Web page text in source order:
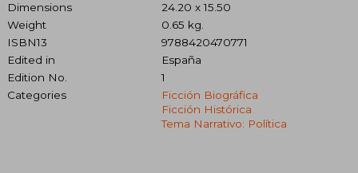
Dimensions
24.20 x 15.50
Weight
0.65 kg.
ISBN13
9788420470771
Edited in
España
Edition No.
1
Categories
Ficción Biográfica
Ficción Histórica
Tema Narrativo: Política